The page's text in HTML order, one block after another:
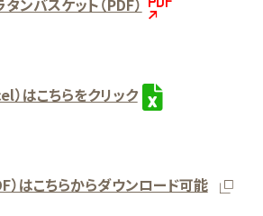
バスケット（PDF）
）はこちらをクリック
はこちらからダウンロード可能